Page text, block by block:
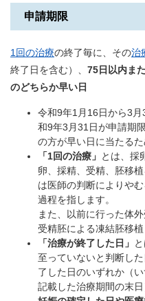
申請期限
1回の治療の終了毎に、その治
終了日を含む）、 75日以内ま
のどちらか早い日
令和9年1月16日から3
和9年3月31日が申請期
の方が早い日に当たるた
「1回の治療」 とは、採
卵、採精、受精、胚移
は医師の判断によりや
過程を指します。
また、以前に行った体
受精胚による凍結胚移植
「治療が終了した日」
至っていないと判断し
了した日のいずれか（
記載した治療期間の末日